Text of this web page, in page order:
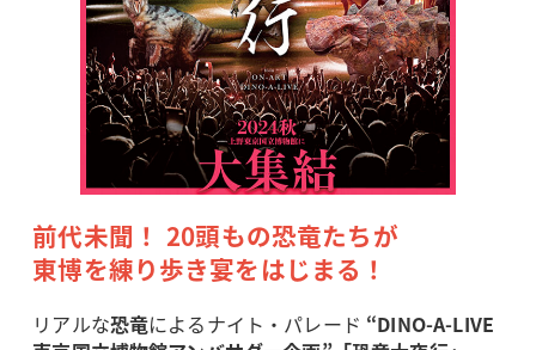
前代未聞！ 20頭もの恐竜たちが
東博を練り歩き宴をはじまる！
リアルな恐竜によるナイト・パレード “DINO-A-LIVE